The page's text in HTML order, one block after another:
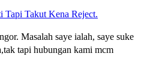
Tapi Takut Kena Reject.
Masalah saye ialah, saye suke
tapi hubungan kami mcm